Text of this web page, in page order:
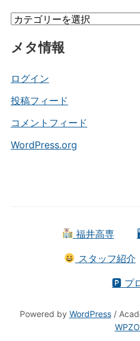
ブ
カ
ゴ
ー
メタ情報
ログイン
投稿フィード
コメントフィード
WordPress.org
福井高専
スタッフ紹介
🅿 プ
Powered by WordPress/